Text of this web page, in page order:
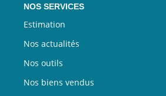
NOS SERVICES
Estimation
Nos actualités
Nos outils
Nos biens vendus